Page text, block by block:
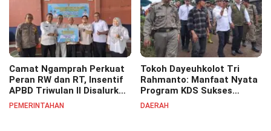
Camat Ngamprah Perkuat
Peran RW dan RT, Insentif
APBD Triwulan II Disalurkan
untuk Tingkatkan
PEMERINTAHAN
Tokoh Dayeuhkolot Tri
Rahmanto: Manfaat Nyata
Program KDS Sukses
Dirasakan Seluruh Lapisan
DAERAH